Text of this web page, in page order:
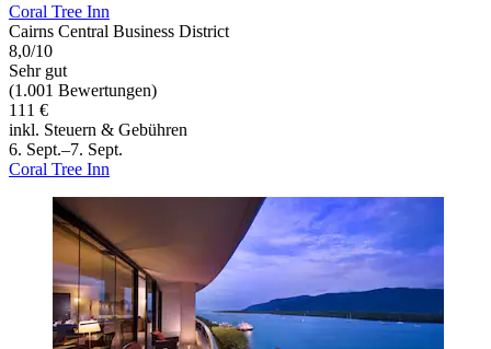
Coral Tree Inn
Cairns Central Business District
8,0/10
Sehr gut
(1.001 Bewertungen)
111 €
inkl. Steuern & Gebühren
6. Sept.–7. Sept.
Coral Tree Inn